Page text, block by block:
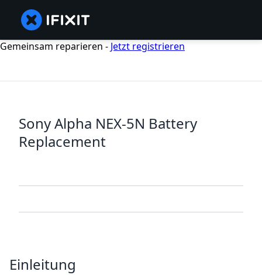
Gemeinsam reparieren - Jetzt registrieren
Sony Alpha NEX-5N Battery
Replacement
Einleitung